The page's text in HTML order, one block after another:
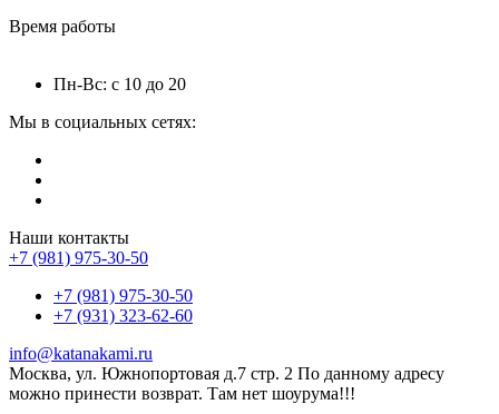
Время работы
Пн-Вс: с 10 до 20
Мы в социальных сетях:
Наши контакты
+7 (981) 975-30-50
+7 (981) 975-30-50
+7 (931) 323-62-60
info@katanakami.ru
Москва, ул. Южнопортовая д.7 стр. 2 По данному адресу
можно принести возврат. Там нет шоурума!!!